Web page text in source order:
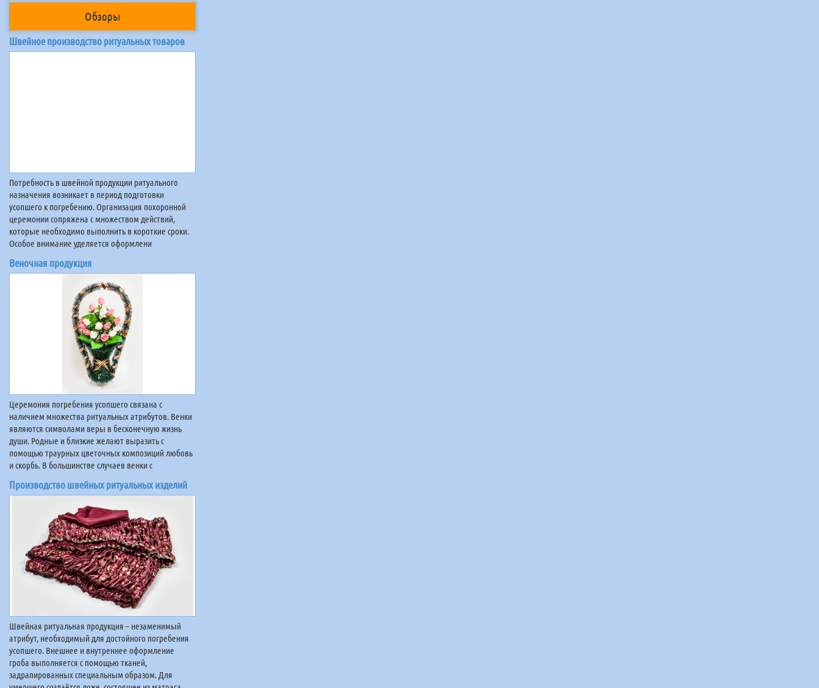
Обзоры
Швейное производство ритуальных товаров
Потребность в швейной продукции ритуального
назначения возникает в период подготовки
усопшего к погребению. Организация похоронной
церемонии сопряжена с множеством действий,
которые необходимо выполнить в короткие сроки.
Особое внимание уделяется оформлени
Веночная продукция
Церемония погребения усопшего связана с
наличием множества ритуальных атрибутов. Венки
являются символами веры в бесконечную жизнь
души. Родные и близкие желают выразить с
помощью траурных цветочных композиций любовь
и скорбь. В большинстве случаев венки с
Производство швейных ритуальных изделий
Швейная ритуальная продукция – незаменимый
атрибут, необходимый для достойного погребения
усопшего. Внешнее и внутреннее оформление
гроба выполняется с помощью тканей,
задрапированных специальным образом. Для